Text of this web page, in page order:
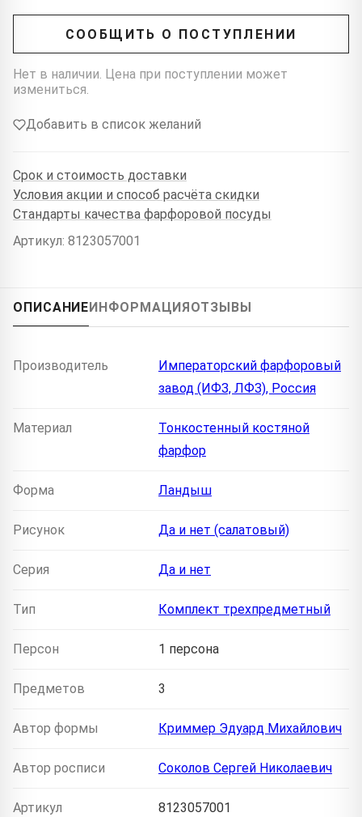
СООБЩИТЬ О ПОСТУПЛЕНИИ
Нет в наличии. Цена при поступлении может
измениться.
Добавить в список желаний
Срок и стоимость доставки
Условия акции и способ расчёта скидки
Стандарты качества фарфоровой посуды
Артикул: 8123057001
ОПИСАНИЕИНФОРМАЦИЯОТЗЫВЫ
Производитель
Императорский фарфоровый
завод (ИФЗ, ЛФЗ), Россия
Материал
Тонкостенный костяной
фарфор
Форма Ландыш
Рисунок Да и нет (салатовый)
Серия Да и нет
Тип Комплект трехпредметный
Персон 1 персона
Предметов 3
Автор формы Криммер Эдуард Михайлович
Автор росписи Соколов Сергей Николаевич
Артикул 8123057001